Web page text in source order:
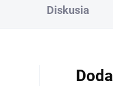
Diskusia